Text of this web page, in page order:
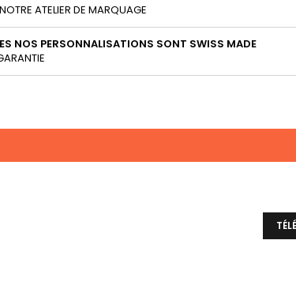
ATELIER DE MARQUAGE
NOS PERSONNALISATIONS SONT SWISS MADE